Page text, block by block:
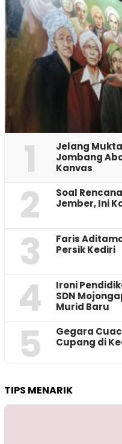
1
Jelang
Jombang
Kanvas
2
‎Soal
Jember, Ini
3
Faris
Persik Kediri
4
Ironi
SDN
Murid Baru
5
‎Gegara
Cupang di
TIPS MENARIK